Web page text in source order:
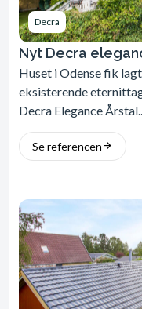
Decra
Nyt Decra
Huset i Odense fik
eksisterende
Decra Elegance
Se referencen